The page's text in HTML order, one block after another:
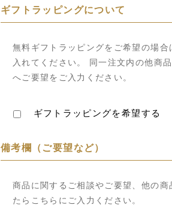
ギフトラッピングについて
ギフトラッピングを希望する
無料ギフトラッピングをご希望の場
入れてください。 同一注文内の他商
へご要望をご入力ください。
備考欄（ご要望など）
商品に関するご相談やご要望、他の
たらこちらにご入力ください。